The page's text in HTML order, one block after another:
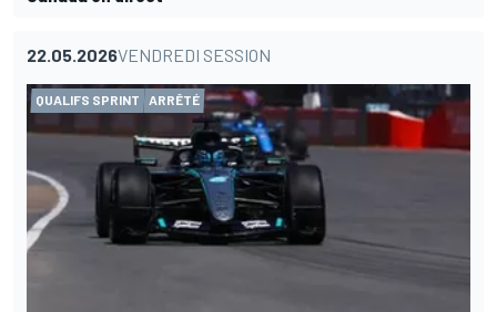
22.05.2026VENDREDI SESSION
QUALIFS SPRINT ARRÊTÉ